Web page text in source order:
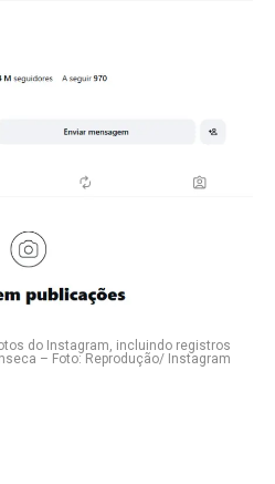
do Instagram, incluindo registros
– Foto: Reprodução/ Instagram